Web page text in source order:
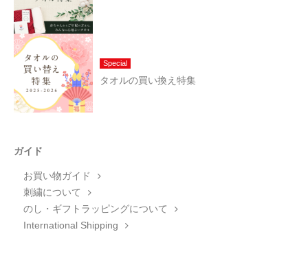
Special
タオルの買い換え特集
ガイド
お買い物ガイド
刺繍について
のし・ギフトラッピングについて
International Shipping